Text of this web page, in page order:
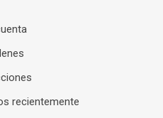
recientemente